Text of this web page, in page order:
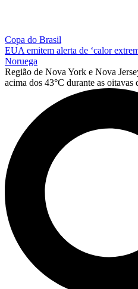
Copa do Brasil
EUA emitem alerta de ‘calor
Noruega
Região de Nova York e Nova
acima dos 43°C durante as